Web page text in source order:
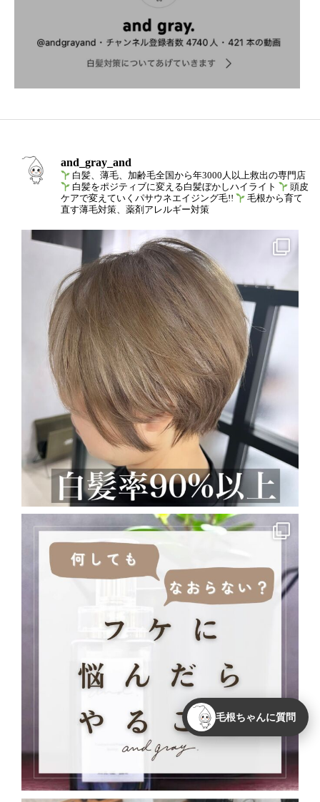
and_gray_and
白髪、薄毛、加齢毛全国から年3000人以上救出の専門店
白髪をポジティブに変える白髪ぼかしハイライト
頭皮
ケアで変えていくパサウネエイジング毛!!
毛根から育て
直す薄毛対策、薬剤アレルギー対策
毛根ちゃんに質問